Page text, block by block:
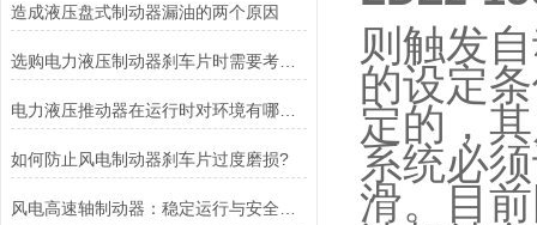
造成液压盘式制动器漏油的两个原因
选购电力液压制动器刹车片时需要考虑的问题有哪些？
电力液压推动器在运行时对环境有哪些要求？
如何防止风电制动器刹车片过度磨损?
则触发
的设定
定的，
系统必
滑。目